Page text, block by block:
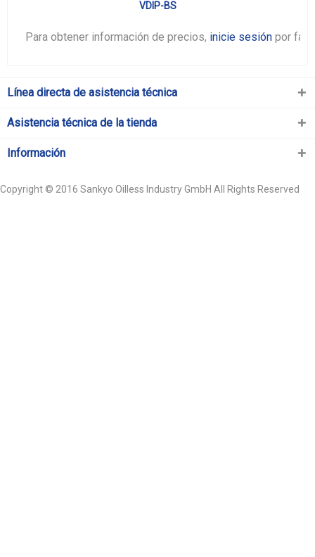
VDIP-BS
Para obtener información de precios, inicie sesión por
Línea directa de asistencia técnica
Asistencia técnica de la tienda
Información
Copyright © 2016 Sankyo Oilless Industry GmbH All Rights Reserved